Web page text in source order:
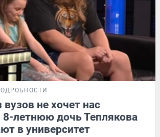
вузов не хочет нас
8-летнюю дочь Теплякова
в университет